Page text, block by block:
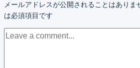
メールアドレスが公開されることはありま
は必須項目です